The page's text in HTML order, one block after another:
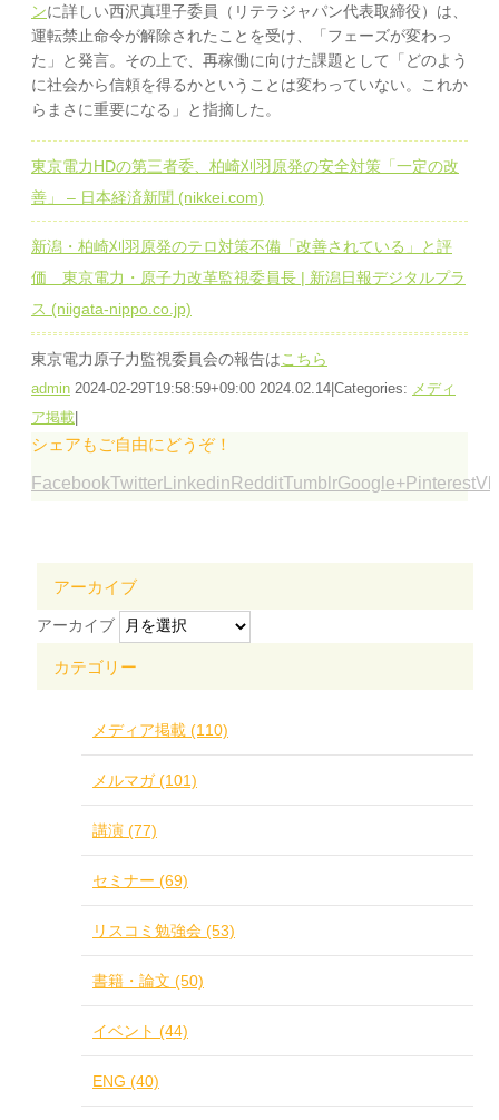
ンに詳しい西沢真理子委員（リテラジャパン代表取締役）は、
運転禁止命令が解除されたことを受け、「フェーズが変わっ
た」と発言。その上で、再稼働に向けた課題として「どのよう
に社会から信頼を得るかということは変わっていない。これか
らまさに重要になる」と指摘した。
東京電力HDの第三者委、柏崎刈羽原発の安全対策「一定の改
善」 – 日本経済新聞 (nikkei.com)
新潟・柏崎刈羽原発のテロ対策不備「改善されている」と評
価 東京電力・原子力改革監視委員長 | 新潟日報デジタルプラ
ス (niigata-nippo.co.jp)
東京電力原子力監視委員会の報告はこちら
admin 2024-02-29T19:58:59+09:00 2024.02.14 Categories: メディ
ア掲載
シェアもご自由にどうぞ！
FacebookTwitter Linkedin RedditTumblrGoogle+PinterestVk
アーカイブ
アーカイブ
カテゴリー
メディア掲載 (110)
メルマガ (101)
講演 (77)
セミナー (69)
リスコミ勉強会 (53)
書籍・論文 (50)
イベント (44)
ENG (40)